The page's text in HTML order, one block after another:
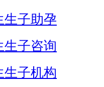
生子助孕
生子咨询
生子机构